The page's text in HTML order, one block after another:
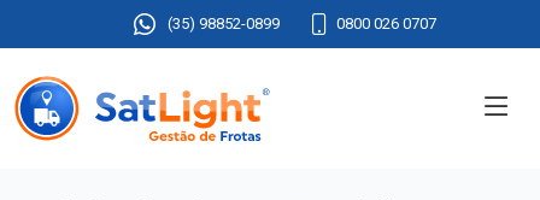
(35) 98852-0899 0800 026 0707